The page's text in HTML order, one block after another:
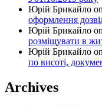
Юрій Брикайло on
оформлення
Юрій Брикайло on
розміщувати в
Юрій Брикайло on
по висоті,
Archives